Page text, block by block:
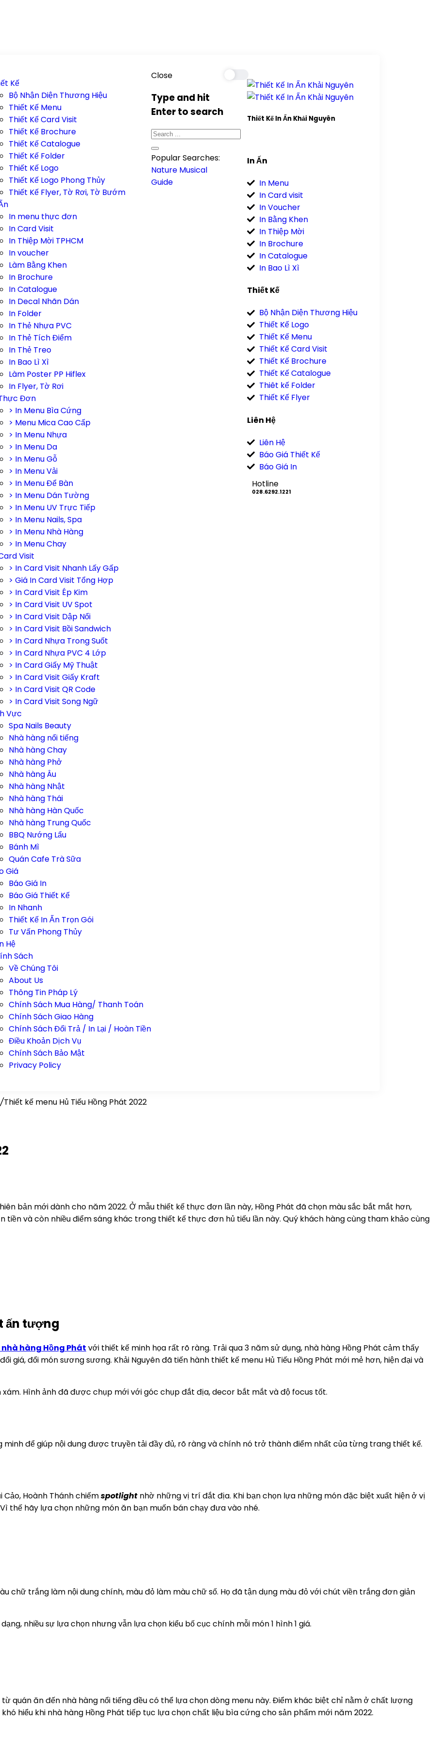
Kế
Bộ Nhận Diện Thương Hiệu
Thiết Kế Menu
Thiết Kế Card Visit
Thiết Kế Brochure
Thiết Kế Catalogue
Thiết Kế Folder
Thiết Kế Logo
Thiết Kế Logo Phong Thủy
Thiết Kế Flyer, Tờ Rơi, Tờ Bướm
In menu thực đơn
In Card Visit
In Thiệp Mời TPHCM
In voucher
Làm Bằng Khen
In Brochure
In Catalogue
In Decal Nhãn Dán
In Folder
In Thẻ Nhựa PVC
In Thẻ Tích Điểm
In Thẻ Treo
In Bao Lì Xì
Làm Poster PP Hiflex
In Flyer, Tờ Rơi
Đơn
> In Menu Bìa Cứng
> Menu Mica Cao Cấp
> In Menu Nhựa
> In Menu Da
> In Menu Gỗ
> In Menu Vải
> In Menu Để Bàn
> In Menu Dán Tường
> In Menu UV Trực Tiếp
> In Menu Nails, Spa
> In Menu Nhà Hàng
> In Menu Chay
Visit
> In Card Visit Nhanh Lấy Gấp
> Giá In Card Visit Tổng Hợp
> In Card Visit Ép Kim
> In Card Visit UV Spot
> In Card Visit Dập Nổi
> In Card Visit Bồi Sandwich
> In Card Nhựa Trong Suốt
> In Card Nhựa PVC 4 Lớp
> In Card Giấy Mỹ Thuật
> In Card Visit Giấy Kraft
> In Card Visit QR Code
> In Card Visit Song Ngữ
Vực
Spa Nails Beauty
Nhà hàng nổi tiếng
Nhà hàng Chay
Nhà hàng Phở
Nhà hàng Âu
Nhà hàng Nhật
Nhà hàng Thái
Nhà hàng Hàn Quốc
Nhà hàng Trung Quốc
BBQ Nướng Lẩu
Bánh Mì
Quán Cafe Trà Sữa
Giá
Báo Giá In
Báo Giá Thiết Kế
In Nhanh
Thiết Kế In Ấn Trọn Gói
Tư Vấn Phong Thủy
Hệ
Sách
Về Chúng Tôi
About Us
Thông Tin Pháp Lý
Chính Sách Mua Hàng/ Thanh Toán
Chính Sách Giao Hàng
Chính Sách Đổi Trả / In Lại / Hoàn Tiền
Điều Khoản Dịch Vụ
Chính Sách Bảo Mật
Privacy Policy
Close
Type and hit
Enter to search
Popular Searches:
Nature Musical
Guide
Thiết Kế In Ấn Khải Nguyên
In Ấn
In Menu
In Card visit
In Voucher
In Bằng Khen
In Thiệp Mời
In Brochure
In Catalogue
In Bao Lì Xì
Thiết Kế
Bộ Nhận Diện Thương Hiệu
Thiết Kế Logo
Thiết Kế Menu
Thiết Kế Card Visit
Thiết Kế Brochure
Thiết Kế Catalogue
Thiêt kế Folder
Thiết Kế Flyer
Liên Hệ
Liên Hệ
Báo Giá Thiết Kế
Báo Giá In
Hotline
028.6292.1221
/Thiết kế menu Hủ Tiếu Hồng Phát 2022
bản mới dành cho năm 2022. Ở mẫu thiết kế thực đơn lần này, Hồng Phát đã chọn màu sắc bắt mắt hơn,
và còn nhiều điểm sáng khác trong thiết kế thực đơn hủ tiếu lần này. Quý khách hàng cùng tham khảo cùng
ấn tượng
hàng Hồng Phát với thiết kế minh họa rất rõ ràng. Trải qua 3 năm sử dụng, nhà hàng Hồng Phát cảm thấy
giá, đổi món sương sương. Khải Nguyên đã tiến hành thiết kế menu Hủ Tiếu Hồng Phát mới mẻ hơn, hiện đại và
Hình ảnh đã được chụp mới với góc chụp đắt địa, decor bắt mắt và độ focus tốt.
để giúp nội dung được truyền tải đầy đủ, rõ ràng và chính nó trở thành điểm nhất của từng trang thiết kế.
Cảo, Hoành Thánh chiếmspotlight nhờ những vị trí đắt địa. Khi bạn chọn lựa những món đặc biệt xuất hiện ở vị
thế hãy lựa chọn những món ăn bạn muốn bán chạy đưa vào nhé.
chữ trắng làm nội dung chính, màu đỏ làm màu chữ số. Họ đã tận dụng màu đỏ với chút viền trắng đơn giản
nhiều sự lựa chọn nhưng vẫn lựa chọn kiểu bố cục chính mỗi món 1 hình 1 giá.
quán ăn đến nhà hàng nổi tiếng đều có thể lựa chọn dòng menu này. Điểm khác biệt chỉ nằm ở chất lượng
hiểu khi nhà hàng Hồng Phát tiếp tục lựa chọn chất liệu bìa cứng cho sản phẩm mới năm 2022.